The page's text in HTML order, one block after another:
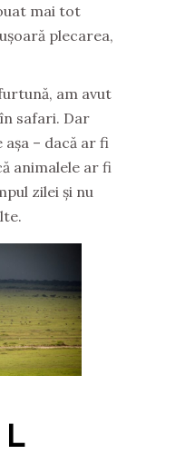
mai tot
plecarea,
am avut
safari. Dar
– dacă ar fi
animalele ar fi
zilei și nu